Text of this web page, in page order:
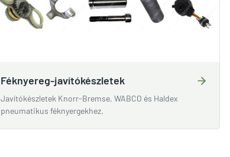
Féknyereg-javítókészletek
Javítókészletek Knorr-Bremse, WABCO és Haldex
pneumatikus féknyergekhez.